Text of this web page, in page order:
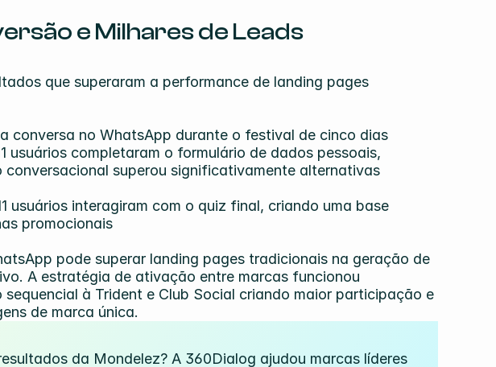
e Milhares de Leads
que superaram a performance de landing pages
conversa no WhatsApp durante o festival de cinco dias
usuários completaram o formulário de dados pessoais,
conversacional superou significativamente alternativas
usuários interagiram com o quiz final, criando uma base
promocionais
pode superar landing pages tradicionais na geração de
A estratégia de ativação entre marcas funcionou
à Trident e Club Social criando maior participação e
de marca única.
da Mondelez? A 360Dialog ajudou marcas líderes